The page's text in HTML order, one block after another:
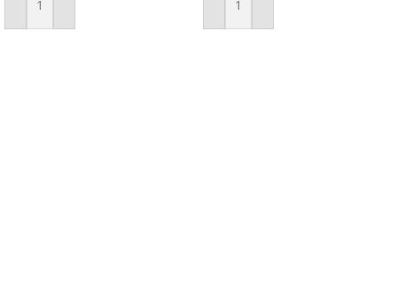
Sepete Ekle Sepete Ekle